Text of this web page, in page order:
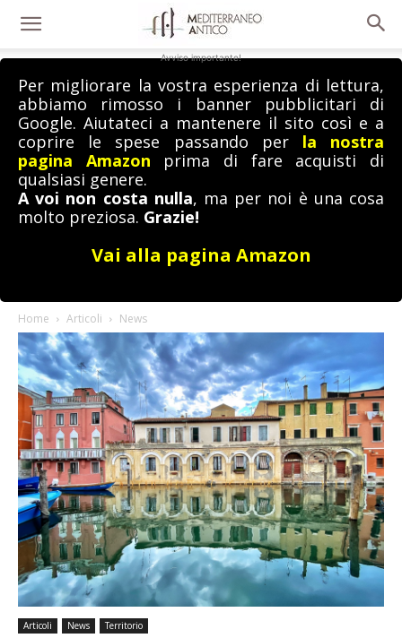
Avviso importante!
Per migliorare la vostra esperienza di lettura,
abbiamo rimosso i banner pubblicitari di
Google. Aiutateci a mantenere il sito così e a
coprire le spese passando per la nostra
pagina Amazon prima di fare acquisti di
qualsiasi genere.
A voi non costa nulla, ma per noi è una cosa
molto preziosa. Grazie!
Vai alla pagina Amazon
Home Articoli News
Articoli News Territorio